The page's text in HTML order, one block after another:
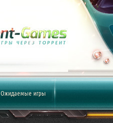
Ожидаемые игры